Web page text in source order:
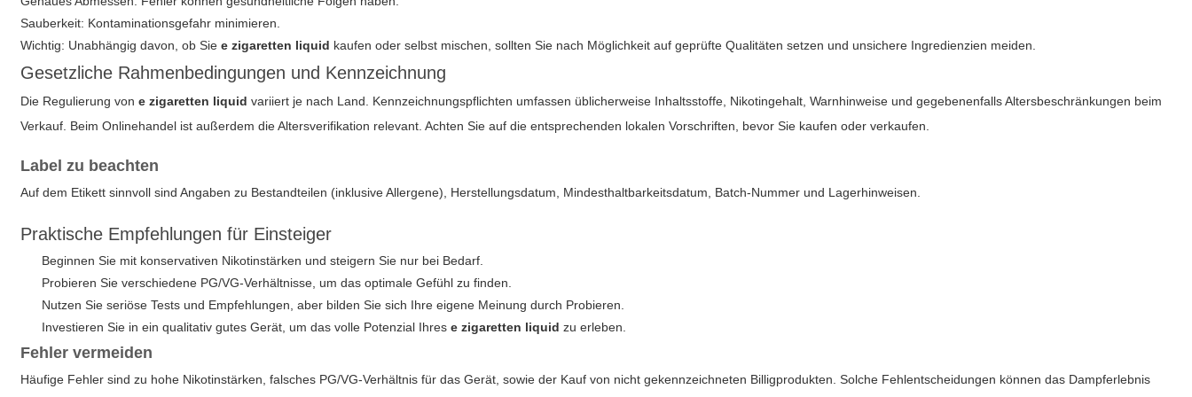
Sauberkeit: Kontaminationsgefahr minimieren.
Wichtig: Unabhängig davon, ob Siee zigaretten liquid kaufen oder selbst mischen, sollten Sie nach Möglichkeit auf geprüfte Qualitäten setzen und unsichere Ingredienzien meiden.
Gesetzliche Rahmenbedingungen und Kennzeichnung
Die Regulierung vone zigaretten liquid variiert je nach Land. Kennzeichnungspflichten umfassen üblicherweise Inhaltsstoffe, Nikotingehalt, Warnhinweise und gegebenenfalls Altersbeschränkungen beim
Verkauf. Beim Onlinehandel ist außerdem die Altersverifikation relevant. Achten Sie auf die entsprechenden lokalen Vorschriften, bevor Sie kaufen oder verkaufen.
Label zu beachten
Auf dem Etikett sinnvoll sind Angaben zu Bestandteilen (inklusive Allergene), Herstellungsdatum, Mindesthaltbarkeitsdatum, Batch-Nummer und Lagerhinweisen.
Praktische Empfehlungen für Einsteiger
Beginnen Sie mit konservativen Nikotinstärken und steigern Sie nur bei Bedarf.
Probieren Sie verschiedene PG/VG-Verhältnisse, um das optimale Gefühl zu finden.
Nutzen Sie seriöse Tests und Empfehlungen, aber bilden Sie sich Ihre eigene Meinung durch Probieren.
Investieren Sie in ein qualitativ gutes Gerät, um das volle Potenzial Ihrese zigaretten liquid zu erleben.
Fehler vermeiden
Häufige Fehler sind zu hohe Nikotinstärken, falsches PG/VG-Verhältnis für das Gerät, sowie der Kauf von nicht gekennzeichneten Billigprodukten. Solche Fehlentscheidungen können das Dampferlebnis